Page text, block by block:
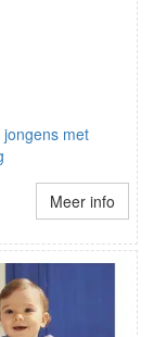
jongens met
Meer info